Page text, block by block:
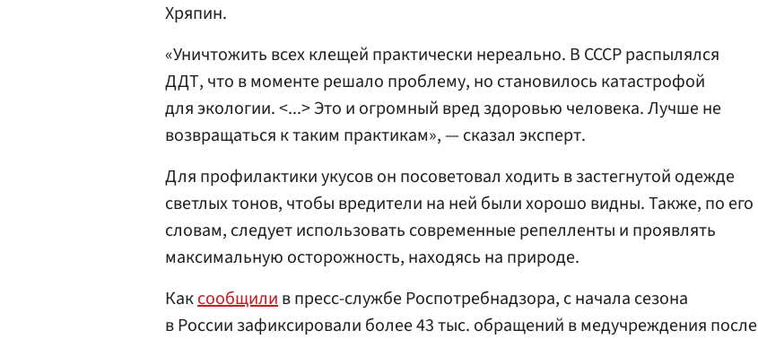
Хряпин.
«Уничтожить всех клещей практически нереально. В СССР распылялся
ДДТ, что в моменте решало проблему, но становилось катастрофой
для экологии. <...> Это и огромный вред здоровью человека. Лучше не
возвращаться к таким практикам», — сказал эксперт.
Для профилактики укусов он посоветовал ходить в застегнутой одежде
светлых тонов, чтобы вредители на ней были хорошо видны. Также, по его
словам, следует использовать современные репелленты и проявлять
максимальную осторожность, находясь на природе.
Каксообщилив пресс-службе Роспотребнадзора, с начала сезона
в России зафиксировали более 43 тыс. обращений в медучреждения после